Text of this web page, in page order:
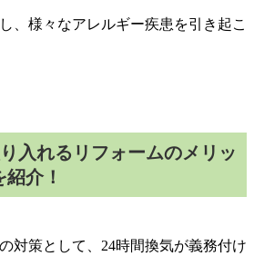
、様々なアレルギー疾患を引き起こ
入れるリフォームのメリッ
介！
対策として、 24時間換気が義務付け